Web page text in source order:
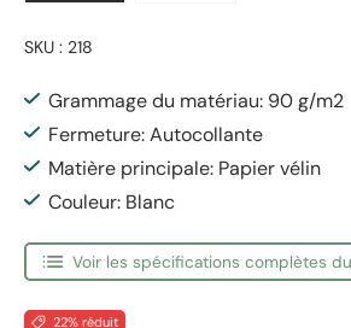
SKU : 218
Grammage du matériau: 90 g/m2
Fermeture: Autocollante
Matière principale: Papier vélin
Couleur: Blanc
Voir les spécifications complètes
22% réduit